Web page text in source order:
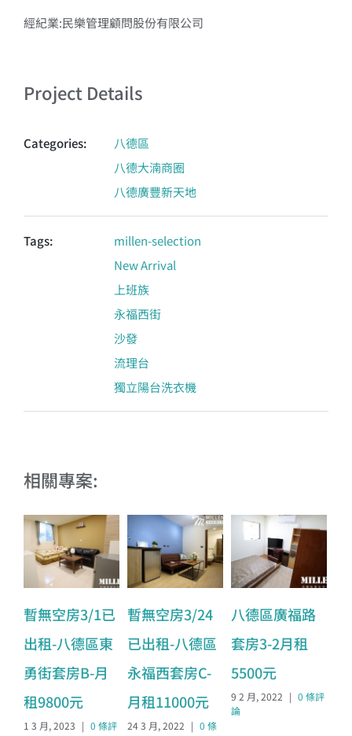
經紀業:民樂管理顧問股份有限公司
Project Details
Categories:
八德區
八德大湳商圈
八德廣豐新天地
Tags:
millen-selection
New Arrival
上班族
永福西街
沙發
流理台
獨立陽台洗衣機
相關專案:
暫無空房3/1已
出租-八德區東
勇街套房B-月
租9800元
1 3 月, 2023 | 0 條評
暫無空房3/24
已出租-八德區
永福西套房C-
月租11000元
24 3 月, 2022 | 0 條
八德區廣福路
套房3-2月租
5500元
9 2 月, 2022 | 0 條評
論